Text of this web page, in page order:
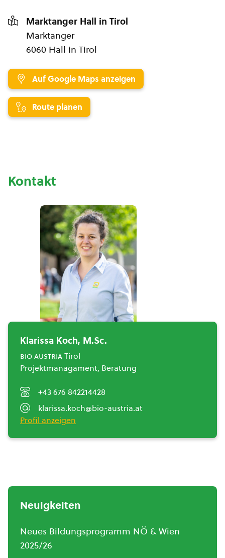
Marktanger Hall in Tirol
Marktanger
6060 Hall in Tirol
Auf Google Maps anzeigen
Route planen
Kontakt
Klarissa Koch, M.Sc.
bio austriaTirol
Projektmanagament, Beratung
+43 676 842214428
klarissa.koch@bio-austria.at
Profil anzeigen
Neuigkeiten
Neues Bildungsprogramm NÖ & Wien
2025/26